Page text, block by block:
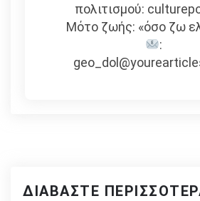
πολιτισμού:
Μότο ζωής: «όσο ζω
:
ΔΙΑΒΆΣΤΕ